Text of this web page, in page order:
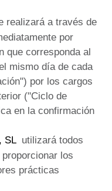
realizará a través de
por
que corresponda al
mismo día de cada
por los cargos
("Ciclo de
en la confirmación
SLutilizará todos
los
prácticas